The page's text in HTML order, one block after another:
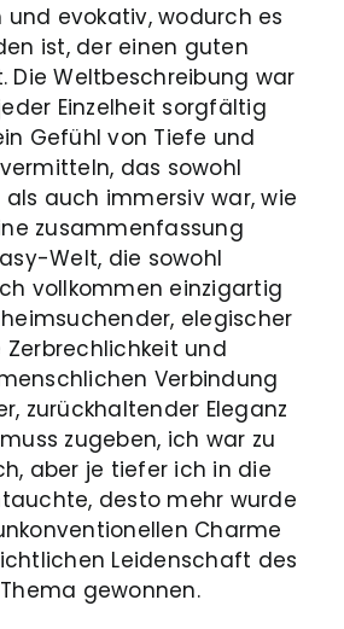
evokativ, wodurch es
ist, der einen guten
Die Weltbeschreibung war
Einzelheit sorgfältig
Gefühl von Tiefe und
das sowohl
auch immersiv war, wie
zusammenfassung
Welt, die sowohl
vollkommen einzigartig
elegischer
Zerbrechlichkeit und
Verbindung
zurückhaltender Eleganz
zugeben, ich war zu
aber je tiefer ich in die
desto mehr wurde
Charme
Leidenschaft des
gewonnen.